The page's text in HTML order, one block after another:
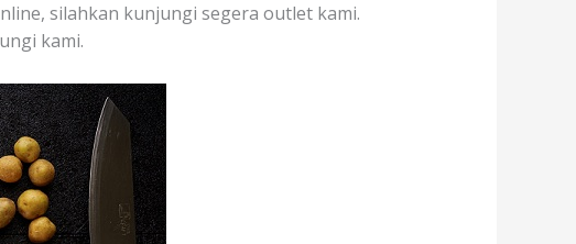
silahkan kunjungi segera outlet kami.
kami.